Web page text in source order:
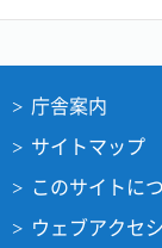
庁舎案内
サイトマップ
このサイトに
ウェブアクセ